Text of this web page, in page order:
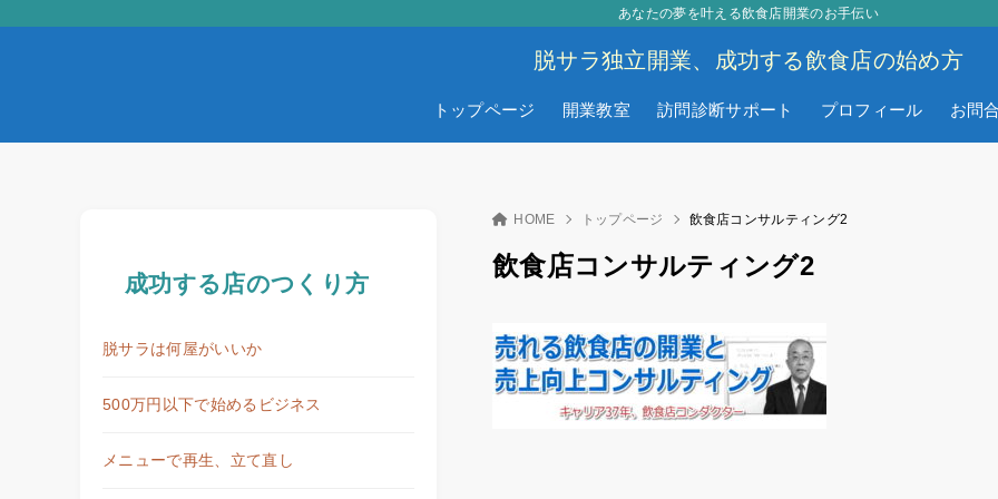
脱サラ独立開業、成功する飲食店の始め方
あなたの夢を叶える飲食店開業のお手伝い
トップページ 開業教室 訪問診断サポート プロフィール お問
HOME トップページ 飲食店コンサルティング2
飲食店コンサルティング2
成功する店のつくり方
脱サラは何屋がいいか
500万円以下で始めるビジネス
メニューで再生、立て直し